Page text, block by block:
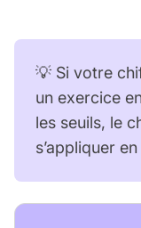
💡 Si votre
un exercice
les seuils, le
s’appliquer